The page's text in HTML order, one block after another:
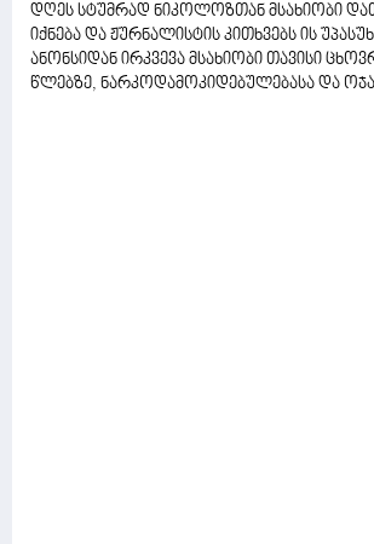
დღეს სტუმრად ნიკოლოზთან მსახიობი
იქნება და ჟურნალისტის კითხვებს ის
ანონსიდან ირკვევა მსახიობი თავისი
წლებზე, ნარკოდამოკიდებულებასა და